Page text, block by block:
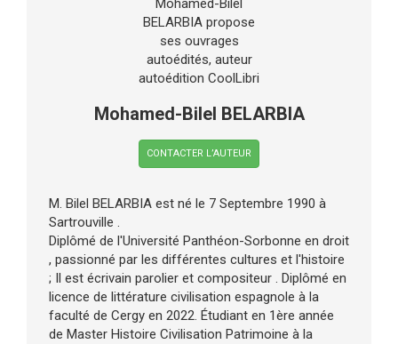
Mohamed-Bilel BELARBIA
CONTACTER L’AUTEUR
M. Bilel BELARBIA est né le 7 Septembre 1990 à
Sartrouville .
Diplômé de l'Université Panthéon-Sorbonne en droit
, passionné par les différentes cultures et l'histoire
; Il est écrivain parolier et compositeur . Diplômé en
licence de littérature civilisation espagnole à la
faculté de Cergy en 2022. Étudiant en 1ère année
de Master Histoire Civilisation Patrimoine à la